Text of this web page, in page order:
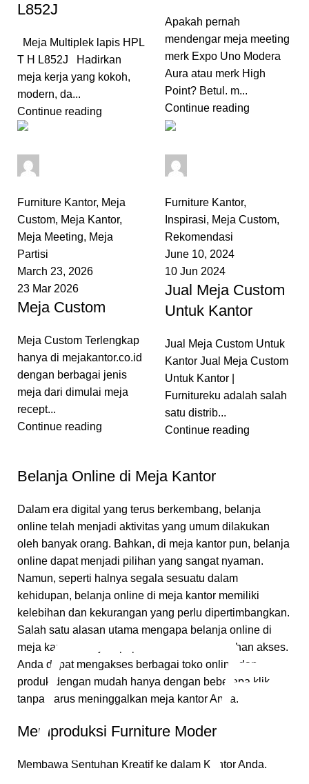
L852J
Meja Multiplek lapis HPL
T H L852J Hadirkan
meja kerja yang kokoh,
modern, da...
Continue reading
Apakah pernah
mendengar meja meeting
merk Expo Uno Modera
Aura atau merk High
Point? Betul. m...
Continue reading
Furniture Kantor, Meja
Custom, Meja Kantor,
Meja Meeting, Meja
Partisi
March 23, 2026
23 Mar 2026
Meja Custom
Meja Custom Terlengkap
hanya di mejakantor.co.id
dengan berbagai jenis
meja dari dimulai meja
recept...
Continue reading
Furniture Kantor,
Inspirasi, Meja Custom,
Rekomendasi
June 10, 2024
10 Jun 2024
Jual Meja Custom
Untuk Kantor
Jual Meja Custom Untuk
Kantor Jual Meja Custom
Untuk Kantor |
Furnitureku adalah salah
satu distrib...
Continue reading
Belanja Online di Meja Kantor
Dalam era digital yang terus berkembang, belanja
online telah menjadi aktivitas yang umum dilakukan
oleh banyak orang. Bahkan, di meja kantor pun, belanja
online dapat menjadi pilihan yang sangat nyaman.
Namun, seperti halnya segala sesuatu dalam
kehidupan, belanja online di meja kantor memiliki
kelebihan dan kekurangan yang perlu dipertimbangkan.
Salah satu alasan utama mengapa belanja online di
meja kantor menjadi populer adalah kemudahan akses.
Anda dapat mengakses berbagai toko online dan
produk dengan mudah hanya dengan beberapa klik,
tanpa harus meninggalkan meja kantor Anda.
Memproduksi Furniture Modern
Membawa Sentuhan Kreatif ke dalam Kantor Anda.